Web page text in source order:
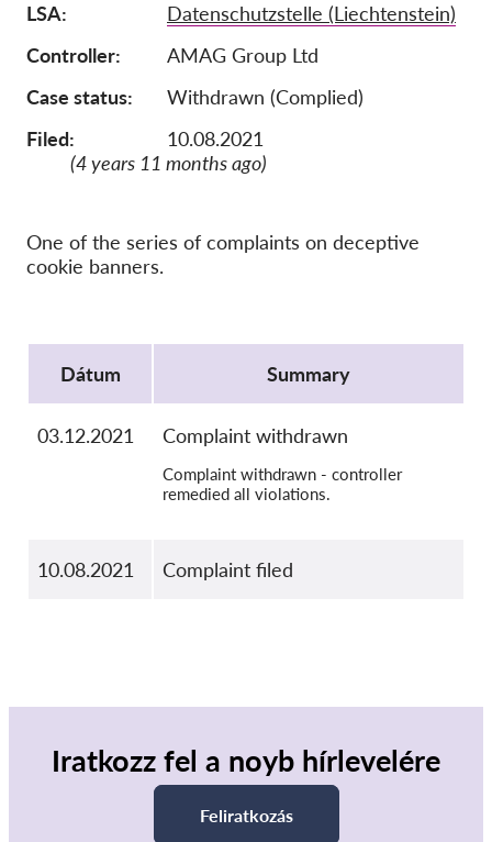
Rólunk
Csapat
Éves Jelentések
GYK
Munkalehetőségek
SecureDrop
LSA
Datenschutzstelle (Liechtenstein)
Controller
AMAG Group Ltd
Case status
Withdrawn (Complied)
Filed:
10.08.2021
(4 years 11 months ago)
One of the series of complaints on deceptive
cookie banners.
Dátum
Summary
03.12.2021 Complaint withdrawn
Complaint withdrawn - controller
remedied all violations.
10.08.2021 Complaint filed
Iratkozz fel a noyb hírlevelére
Feliratkozás